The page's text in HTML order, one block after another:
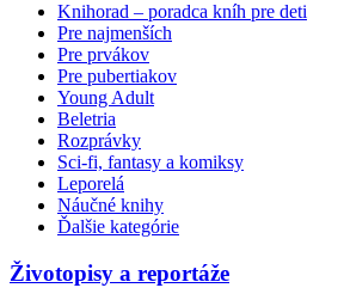
Knihorad – poradca kníh pre deti
Pre najmenších
Pre prvákov
Pre pubertiakov
Young Adult
Beletria
Rozprávky
Sci-fi, fantasy a komiksy
Leporelá
Náučné knihy
Ďalšie kategórie
Životopisy a reportáže